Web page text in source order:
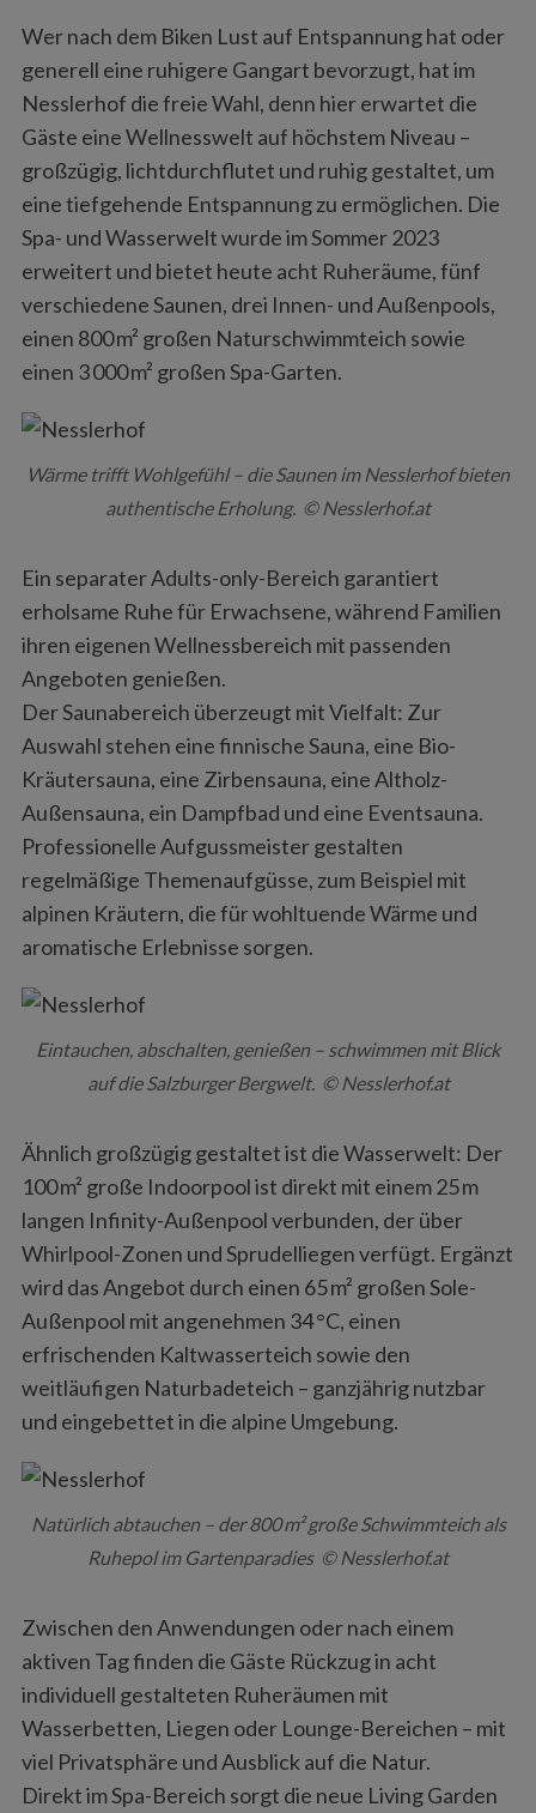
Wer nach dem Biken Lust auf Entspannung hat oder
generell eine ruhigere Gangart bevorzugt, hat im
Nesslerhof die freie Wahl, denn hier erwartet die
Gäste eine Wellnesswelt auf höchstem Niveau –
großzügig, lichtdurchflutet und ruhig gestaltet, um
eine tiefgehende Entspannung zu ermöglichen. Die
Spa- und Wasserwelt wurde im Sommer 2023
erweitert und bietet heute acht Ruheräume, fünf
verschiedene Saunen, drei Innen- und Außenpools,
einen 800 m² großen Naturschwimmteich sowie
einen 3 000 m² großen Spa-Garten.
Wärme trifft Wohlgefühl – die Saunen im Nesslerhof bieten
authentische Erholung. © Nesslerhof.at
Ein separater Adults-only-Bereich garantiert
erholsame Ruhe für Erwachsene, während Familien
ihren eigenen Wellnessbereich mit passenden
Angeboten genießen.
Der Saunabereich überzeugt mit Vielfalt: Zur
Auswahl stehen eine finnische Sauna, eine Bio-
Kräutersauna, eine Zirbensauna, eine Altholz-
Außensauna, ein Dampfbad und eine Eventsauna.
Professionelle Aufgussmeister gestalten
regelmäßige Themenaufgüsse, zum Beispiel mit
alpinen Kräutern, die für wohltuende Wärme und
aromatische Erlebnisse sorgen.
Eintauchen, abschalten, genießen – schwimmen mit Blick
auf die Salzburger Bergwelt. © Nesslerhof.at
Ähnlich großzügig gestaltet ist die Wasserwelt: Der
100 m² große Indoorpool ist direkt mit einem 25 m
langen Infinity-Außenpool verbunden, der über
Whirlpool-Zonen und Sprudelliegen verfügt. Ergänzt
wird das Angebot durch einen 65 m² großen Sole-
Außenpool mit angenehmen 34 °C, einen
erfrischenden Kaltwasserteich sowie den
weitläufigen Naturbadeteich – ganzjährig nutzbar
und eingebettet in die alpine Umgebung.
Natürlich abtauchen – der 800 m² große Schwimmteich als
Ruhepol im Gartenparadies © Nesslerhof.at
Zwischen den Anwendungen oder nach einem
aktiven Tag finden die Gäste Rückzug in acht
individuell gestalteten Ruheräumen mit
Wasserbetten, Liegen oder Lounge-Bereichen – mit
viel Privatsphäre und Ausblick auf die Natur.
Direkt im Spa-Bereich sorgt die neue Living Garden